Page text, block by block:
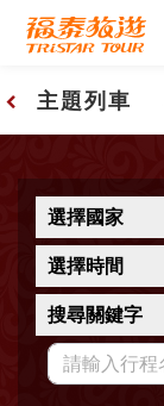
主題列車
選擇國家
選擇時間
搜尋關鍵字